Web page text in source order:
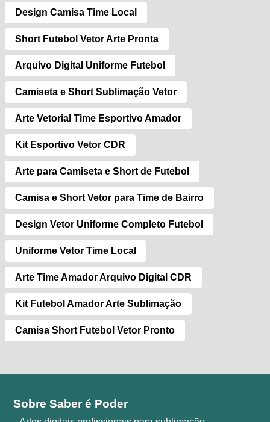
Design Camisa Time Local
Short Futebol Vetor Arte Pronta
Arquivo Digital Uniforme Futebol
Camiseta e Short Sublimação Vetor
Arte Vetorial Time Esportivo Amador
Kit Esportivo Vetor CDR
Arte para Camiseta e Short de Futebol
Camisa e Short Vetor para Time de Bairro
Design Vetor Uniforme Completo Futebol
Uniforme Vetor Time Local
Arte Time Amador Arquivo Digital CDR
Kit Futebol Amador Arte Sublimação
Camisa Short Futebol Vetor Pronto
Sobre Saber é Poder